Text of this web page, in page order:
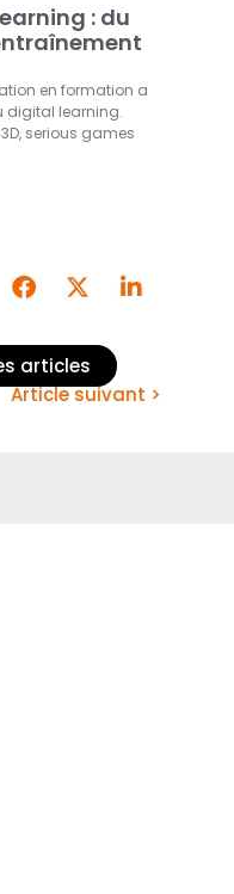
: du
en formation a
digital learning.
serious games
articles
Article suivant >